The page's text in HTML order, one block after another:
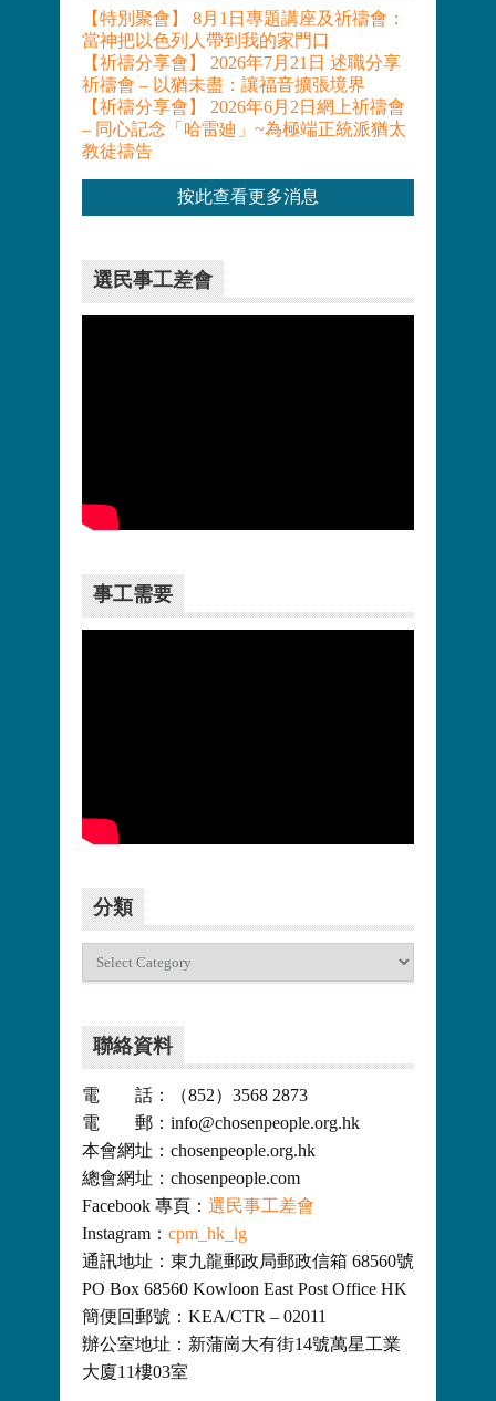
【特別聚會】 8月1日專題講座及祈禱會：
當神把以色列人帶到我的家門口
【祈禱分享會】 2026年7月21日 述職分享
祈禱會 – 以猶未盡：讓福音擴張境界
【祈禱分享會】 2026年6月2日網上祈禱會
– 同心記念「哈雷廸」~為極端正統派猶太
教徒禱告
按此查看更多消息
選民事工差會
事工需要
分類
聯絡資料
電 話：（852）3568 2873
電 郵：info@chosenpeople.org.hk
本會網址：chosenpeople.org.hk
總會網址：chosenpeople.com
Facebook 專頁： 選民事工差會
Instagram： cpm_hk_ig
通訊地址：東九龍郵政局郵政信箱 68560號
PO Box 68560 Kowloon East Post Office HK
簡便回郵號：KEA/CTR – 02011
辦公室地址：新蒲崗大有街14號萬星工業
大廈11樓03室